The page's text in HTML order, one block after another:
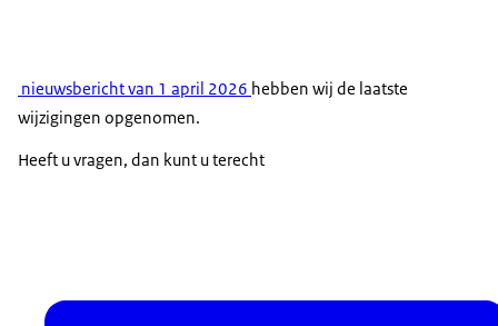
nieuwsbericht van 1 april 2026 hebben wij de laatste
wijzigingen opgenomen.
Heeft u vragen, dan kunt u terecht